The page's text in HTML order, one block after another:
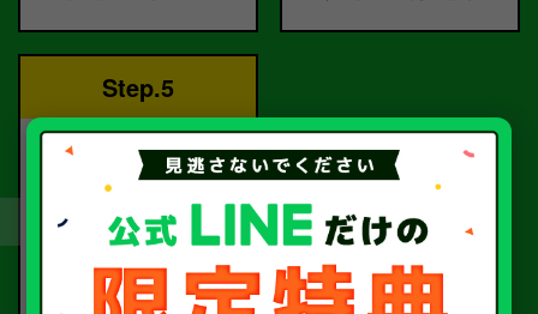
Step.5
完了！
書類手続きを経て、